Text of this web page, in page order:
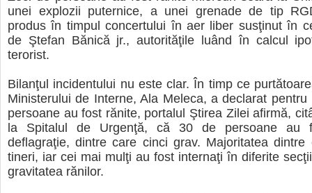
unei explozii puternice, a unei grenade de tip
produs în timpul concertului în aer liber susţinut în
de Ştefan Bănică jr., autorităţile luând în calcul
terorist.
Bilanţul incidentului nu este clar. În timp ce
Ministerului de Interne, Ala Meleca, a declarat
persoane au fost rănite, portalul Ştirea Zilei afirmă,
la Spitalul de Urgenţă, că 30 de persoane au
deflagraţie, dintre care cinci grav. Majoritatea dintre
tineri, iar cei mai mulţi au fost internaţi în diferite
gravitatea rănilor.